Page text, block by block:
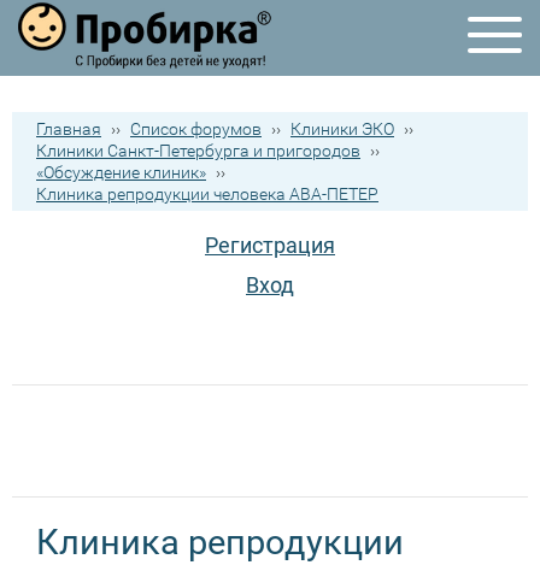
Главная ›› Список форумов ›› Клиники ЭКО ››
Клиники Санкт-Петербурга и пригородов
››
«Обсуждение клиник» ››
Клиника репродукции человека АВА-ПЕТЕР
Регистрация
Вход
Клиника репродукции